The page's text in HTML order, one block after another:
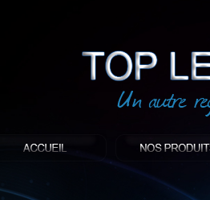
: Top led world
Produit décoratif led
Objet publicitaire led
éclairage blanc led